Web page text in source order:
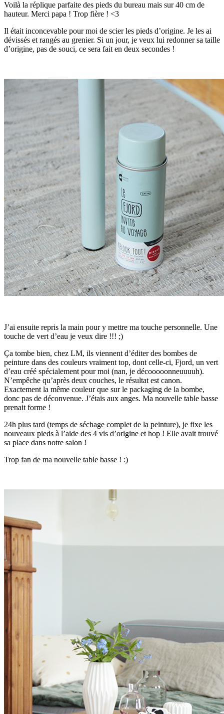
Voilà la réplique parfaite des pieds du bureau mais sur 40 cm de
hauteur. Merci papa ! Trop fière ! <3
Il était inconcevable pour moi de scier les pieds d’origine. Je les ai
dévissés et rangés au grenier. Si un jour, je veux lui redonner sa taille
d’origine, pas de souci, ce sera fait en deux secondes !
J’ai ensuite repris la main pour y mettre ma touche personnelle. Une
touche de vert d’eau je veux dire !!! ;)
Ça tombe bien, chez LM, ils viennent d’éditer des bombes de
peinture dans des couleurs vraiment top, dont celle-ci, Fjord, un vert
d’eau créé spécialement pour moi (nan, je décooooonneuuuuh).
N’empêche qu’après deux couches, le résultat est canon.
Exactement la même couleur que sur le packaging de la bombe,
donc pas de déconvenue. J’étais aux anges. Ma nouvelle table basse
prenait forme !
24h plus tard (temps de séchage complet de la peinture), je fixe les
nouveaux pieds à l’aide des 4 vis d’origine et hop ! Elle avait trouvé
sa place dans notre salon !
Trop fan de ma nouvelle table basse ! :)